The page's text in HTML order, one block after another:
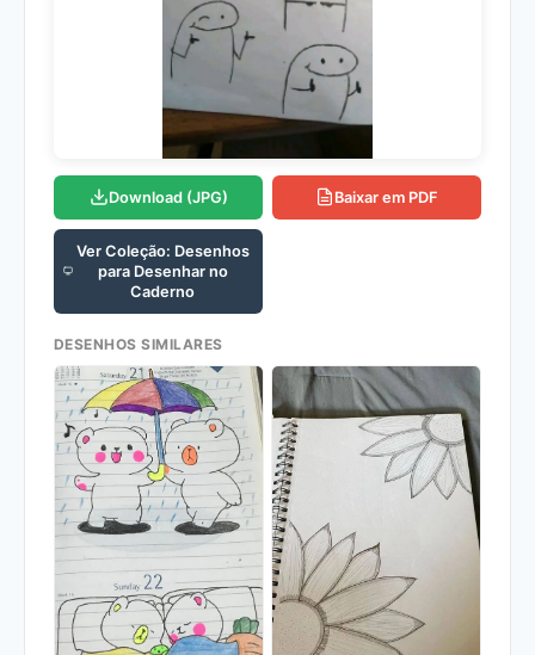
Download (JPG) Baixar em PDF
Ver Coleção: Desenhos
para Desenhar no
Caderno
DESENHOS SIMILARES